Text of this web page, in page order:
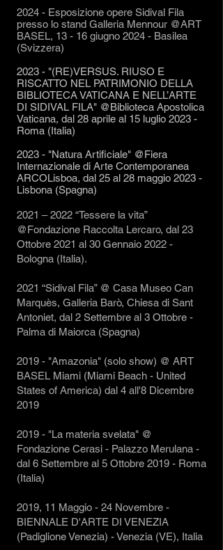
2024 - Esposizione opere Sidival Fila
presso lo stand Galleria Mennour @ART
BASEL, 13 - 16 giugno 2024 - Basilea
(Svizzera)
2023 - "(RE)VERSUS. RIUSO E
RISCATTO NEL PATRIMONIO DELLA
BIBLIOTECA VATICANA E NELL’ARTE
DI SIDIVAL FILA" @Biblioteca Apostolica
Vaticana, dal 28 aprile al 15 luglio 2023 -
Roma (Italia)
2023 - "Natura Artificiale" @Fiera
Internazionale di Arte Contemporanea
ARCOLisboa, dal 25 al 28 maggio 2023 -
Lisbona (Spagna)
2021 – 2022 “Tessere la vita”
@Fondazione Raccolta Lercaro, dal 23
Ottobre 2021 al 30 Gennaio 2022 -
Bologna (Italia).
2021 “Sidival Fila” @ Casa Museo Can
Marquès, Galleria Barò, Chiesa di Sant
Antoniet, dal 2 Settembre al 3 Ottobre -
Palma di Maiorca (Spagna)
2019 - "Amazonia" (solo show) @ ART
BASEL Miami (Miami Beach - United
States of America) dal 4 all'8 Dicembre
2019
2019 - "La materia svelata" @
Fondazione Cerasi - Palazzo Merulana -
dal 6 Settembre al 5 Ottobre 2019 - Roma
(Italia)
2019, 11 Maggio - 24 Novembre -
BIENNALE D'ARTE DI VENEZIA
(Padiglione Venezia) - Venezia (VE), Italia